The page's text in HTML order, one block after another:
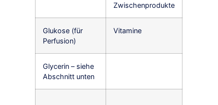
Zwischenprodukte
Glukose (für
Perfusion)
Vitamine
Glycerin – siehe
Abschnitt unten